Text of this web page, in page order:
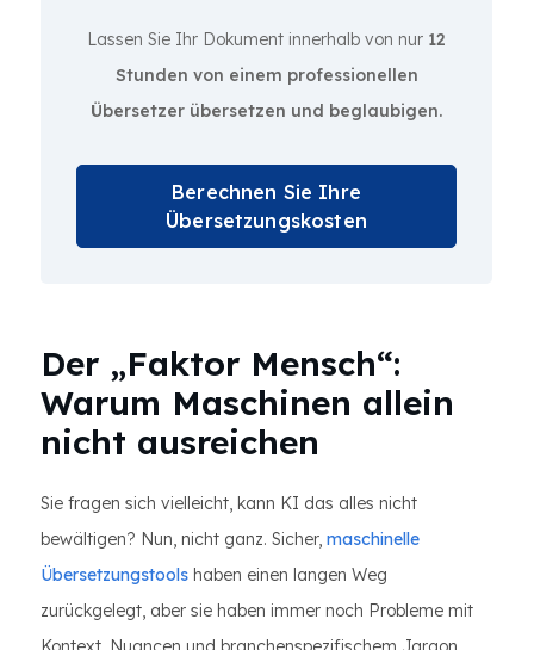
Lassen Sie Ihr Dokument innerhalb von nur 12
Stunden von einem professionellen
Übersetzer übersetzen und beglaubigen.
Berechnen Sie Ihre
Übersetzungskosten
Der „Faktor Mensch“:
Warum Maschinen allein
nicht ausreichen
Sie fragen sich vielleicht, kann KI das alles nicht
bewältigen? Nun, nicht ganz. Sicher, maschinelle
Übersetzungstools haben einen langen Weg
zurückgelegt, aber sie haben immer noch Probleme mit